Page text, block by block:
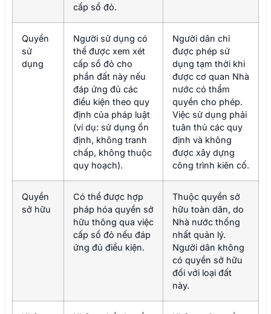
cấp sổ đỏ.
Quyền
sử
dụng
Người sử dụng có
thể được xem xét
cấp sổ đỏ cho
phần đất này nếu
đáp ứng đủ các
điều kiện theo quy
định của pháp luật
(ví dụ: sử dụng ổn
định, không tranh
chấp, không thuộc
quy hoạch).
Người dân chỉ
được phép sử
dụng tạm thời khi
được cơ quan Nhà
nước có thẩm
quyền cho phép.
Việc sử dụng phải
tuân thủ các quy
định và không
được xây dựng
công trình kiên cố.
Quyền
sở hữu
Có thể được hợp
pháp hóa quyền sở
hữu thông qua việc
cấp sổ đỏ nếu đáp
ứng đủ điều kiện.
Thuộc quyền sở
hữu toàn dân, do
Nhà nước thống
nhất quản lý.
Người dân không
có quyền sở hữu
đối với loại đất
này.